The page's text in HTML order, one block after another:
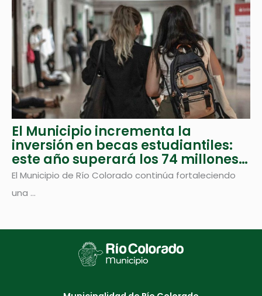
El Municipio incrementa la
inversión en becas estudiantiles:
este año superará los 74 millones
de pesos
El Municipio de Río Colorado continúa fortaleciendo
una ...